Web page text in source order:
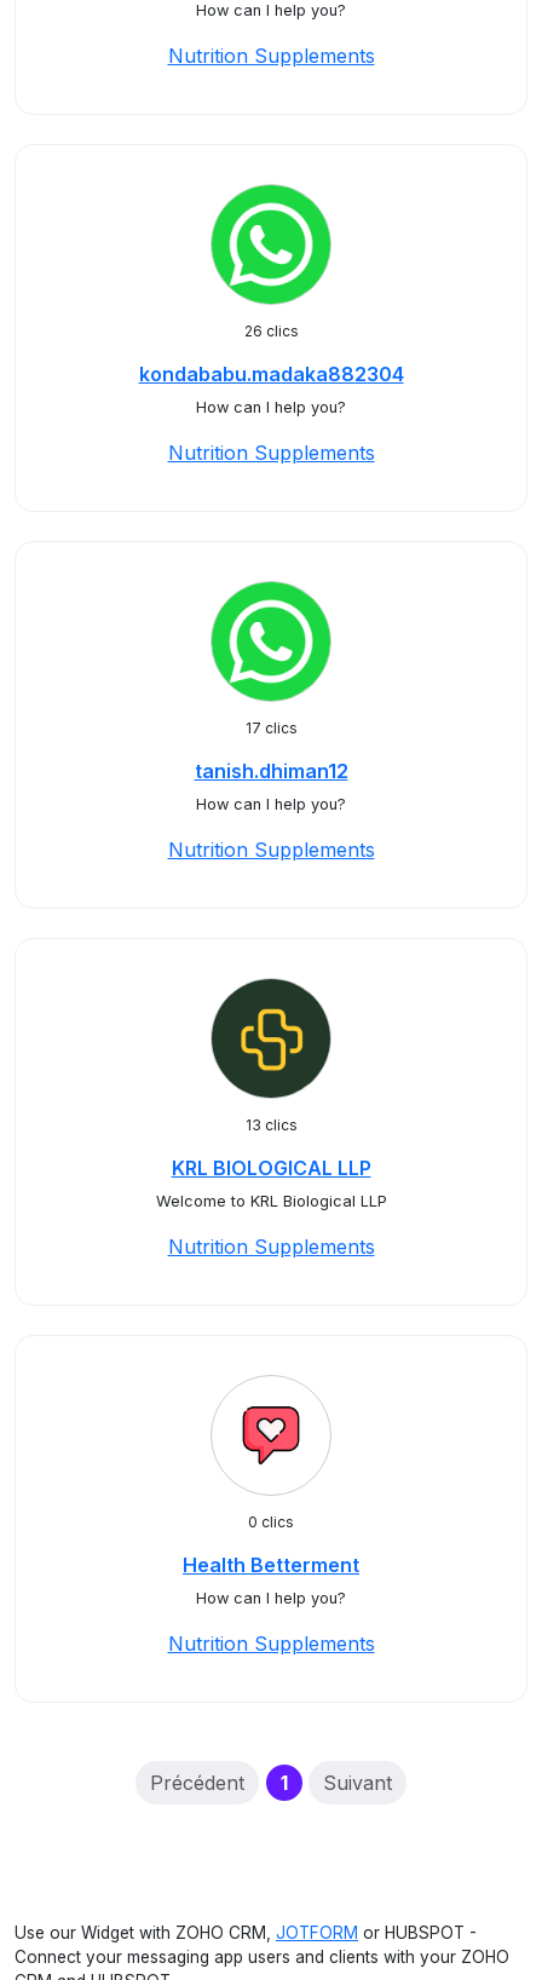
How can I help you?
Nutrition Supplements
26 clics
kondababu.madaka882304
How can I help you?
Nutrition Supplements
17 clics
tanish.dhiman12
How can I help you?
Nutrition Supplements
13 clics
KRL BIOLOGICAL LLP
Welcome to KRL Biological LLP
Nutrition Supplements
0 clics
Health Betterment
How can I help you?
Nutrition Supplements
Précédent 1(current)
Suivant
Use our Widget with ZOHO CRM, JOTFORM or HUBSPOT -
Connect your messaging app users and clients with your ZOHO